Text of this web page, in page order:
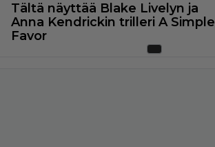
Tältä näyttää Blake Livelyn ja
Anna Kendrickin trilleri A Simple
Favor